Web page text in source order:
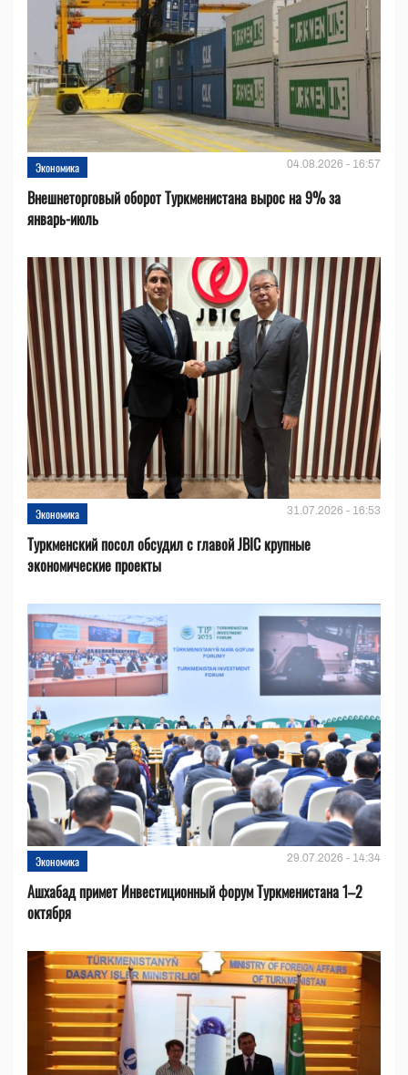
Экономика 04.08.2026 - 16:57
Внешнеторговый оборот Туркменистана вырос на 9% за
январь-июль
Экономика 31.07.2026 - 16:53
Туркменский посол обсудил с главой JBIC крупные
экономические проекты
Экономика 29.07.2026 - 14:34
Ашхабад примет Инвестиционный форум Туркменистана 1–2
октября